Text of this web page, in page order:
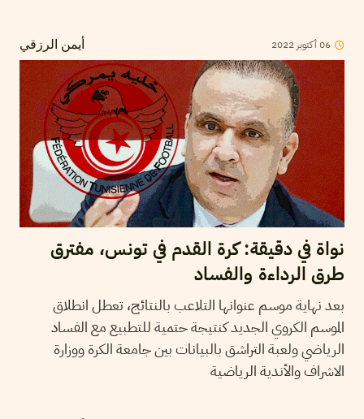
أيمن الرزقي 06أكتوبر 2022
نواة في دقيقة: كرة القدم في تونس، مفترق
طرق الرداءة والفساد
بعد نهاية موسم عنوانها التلاعب بالنتائج، تعطل انطلاق
الموسم الكروي الجديد كنتيجة حتمية للتطبيع مع الفساد
الرياضي ولعبة التراشق بالبيانات بين جامعة الكرة ووزارة
الاشراف والأندية الرياضية